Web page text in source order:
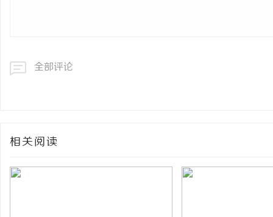
全部评论
相关阅读